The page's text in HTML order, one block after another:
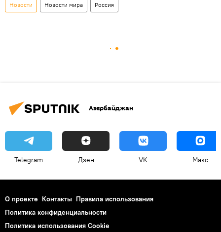
Новости Новости мира Россия
Азербайджан
Telegram Дзен VK Макс
О проекте Контакты Правила использования
Политика конфиденциальности
Политика использования Cookie